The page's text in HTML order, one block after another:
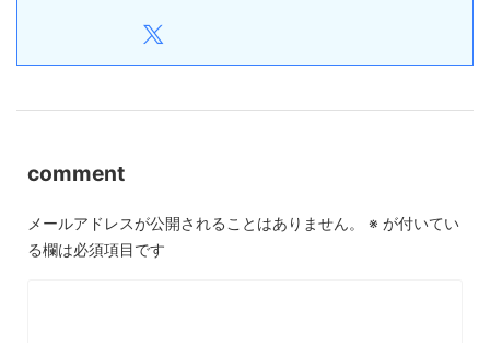
comment
メールアドレスが公開されることはありません。 ※ が付いてい
る欄は必須項目です